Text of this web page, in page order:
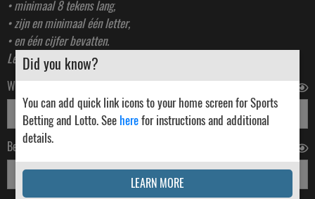
Did you know?
You can add quick link icons to your home screen for Sports
Betting and Lotto. See here for instructions and additional
details.
LEARN MORE
• minimaal 8 tekens lang,
• zijn en minimaal één letter,
• en één cijfer bevatten.
Lees meer overwachtwoordbeveiliging
Wachtwoord
Bevestig Wachtwoord